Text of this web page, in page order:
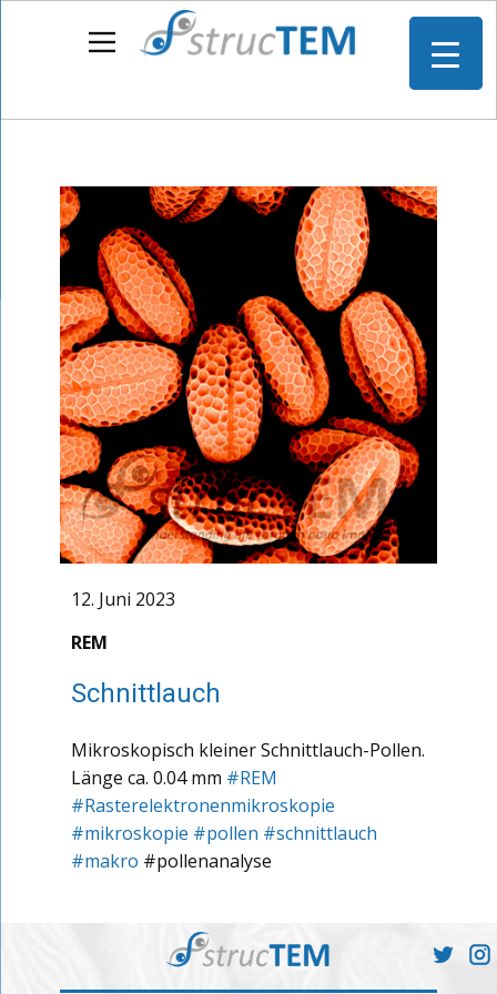
12. Juni 2023
REM
Schnittlauch
Mikroskopisch kleiner Schnittlauch-Pollen.
Länge ca. 0.04 mm #REM
#Rasterelektronenmikroskopie
#mikroskopie #pollen #schnittlauch
#makro #pollenanalyse